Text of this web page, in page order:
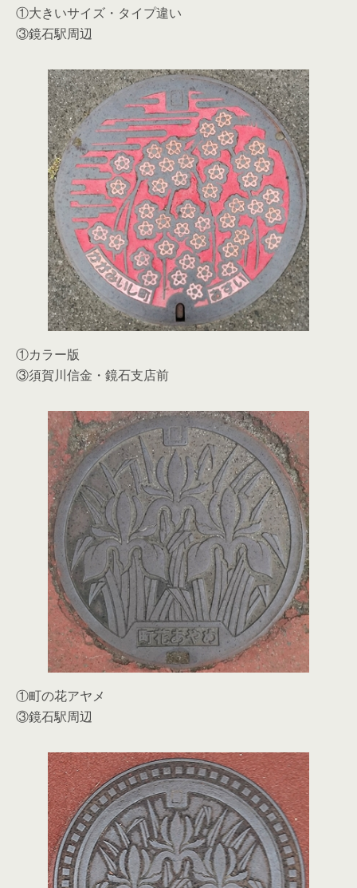
①大きいサイズ・タイプ違い
③鏡石駅周辺
①カラー版
③須賀川信金・鏡石支店前
①町の花アヤメ
③鏡石駅周辺